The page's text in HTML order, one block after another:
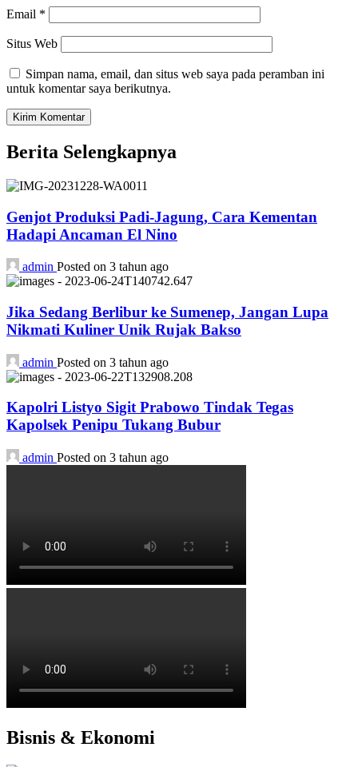
Email *
Situs Web
Simpan nama, email, dan situs web saya pada peramban ini
untuk komentar saya berikutnya.
Berita Selengkapnya
Genjot Produksi Padi-Jagung, Cara Kementan
Hadapi Ancaman El Nino
admin Posted on 3 tahun ago
Jika Sedang Berlibur ke Sumenep, Jangan Lupa
Nikmati Kuliner Unik Rujak Bakso
admin Posted on 3 tahun ago
Kapolri Listyo Sigit Prabowo Tindak Tegas
Kapolsek Penipu Tukang Bubur
admin Posted on 3 tahun ago
Bisnis & Ekonomi